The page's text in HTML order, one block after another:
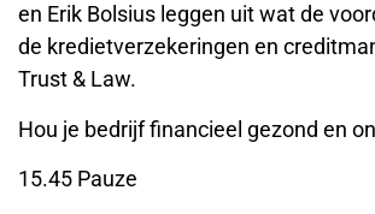
en Erik Bolsius leggen uit wat de
de kredietverzekeringen en
Trust & Law.
Hou je bedrijf financieel gezond en
15.45 Pauze